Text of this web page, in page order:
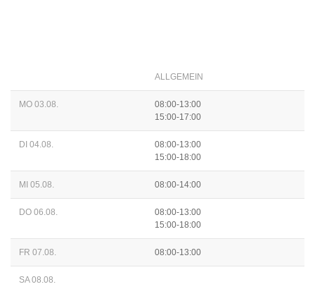
ALLGEMEIN
MO 03.08.
08:00-13:00
15:00-17:00
DI 04.08.
08:00-13:00
15:00-18:00
MI 05.08. 08:00-14:00
DO 06.08.
08:00-13:00
15:00-18:00
FR 07.08. 08:00-13:00
SA 08.08.